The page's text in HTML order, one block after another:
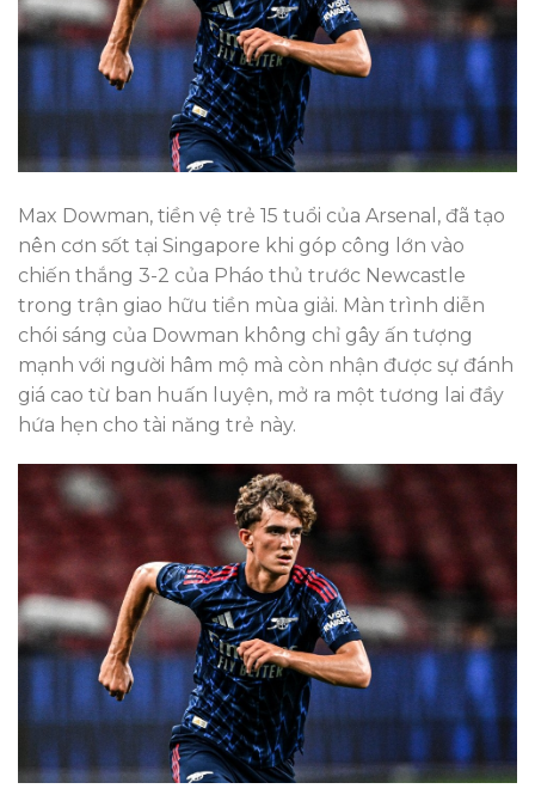
Max Dowman, tiền vệ trẻ 15 tuổi của Arsenal, đã tạo
nên cơn sốt tại Singapore khi góp công lớn vào
chiến thắng 3-2 của Pháo thủ trước Newcastle
trong trận giao hữu tiền mùa giải. Màn trình diễn
chói sáng của Dowman không chỉ gây ấn tượng
mạnh với người hâm mộ mà còn nhận được sự đánh
giá cao từ ban huấn luyện, mở ra một tương lai đầy
hứa hẹn cho tài năng trẻ này.